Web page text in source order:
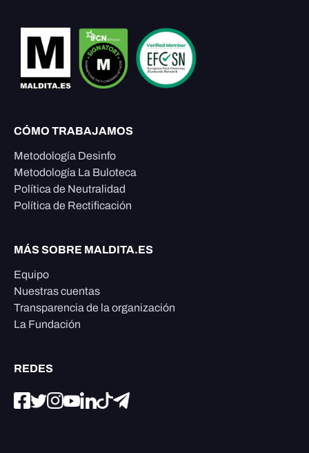
CÓMO TRABAJAMOS
Metodología Desinfo
Metodología La Buloteca
Política de Neutralidad
Política de Rectificación
MÁS SOBRE MALDITA.ES
Equipo
Nuestras cuentas
Transparencia de la organización
La Fundación
REDES